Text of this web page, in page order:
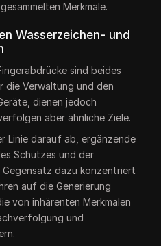
Merkmale.
Wasserzeichen- und
sind beides
die Verwaltung und den
dienen jedoch
aber ähnliche Ziele.
Linie darauf ab, ergänzende
Schutzes und der
dazu konzentriert
auf die Generierung
von inhärenten Merkmalen
und